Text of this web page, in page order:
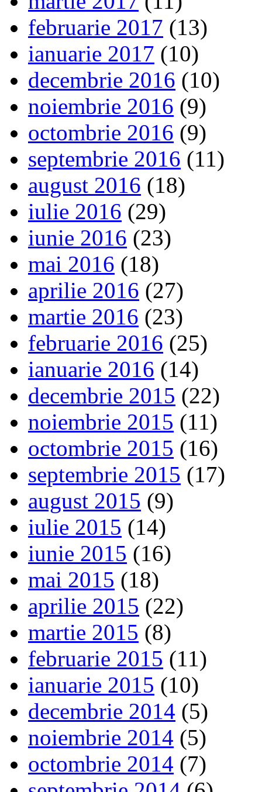
februarie 2017 (13)
ianuarie 2017 (10)
decembrie 2016 (10)
noiembrie 2016 (9)
octombrie 2016 (9)
septembrie 2016 (11)
august 2016 (18)
iulie 2016 (29)
iunie 2016 (23)
mai 2016 (18)
aprilie 2016 (27)
martie 2016 (23)
februarie 2016 (25)
ianuarie 2016 (14)
decembrie 2015 (22)
noiembrie 2015 (11)
octombrie 2015 (16)
septembrie 2015 (17)
august 2015 (9)
iulie 2015 (14)
iunie 2015 (16)
mai 2015 (18)
aprilie 2015 (22)
martie 2015 (8)
februarie 2015 (11)
ianuarie 2015 (10)
decembrie 2014 (5)
noiembrie 2014 (5)
octombrie 2014 (7)